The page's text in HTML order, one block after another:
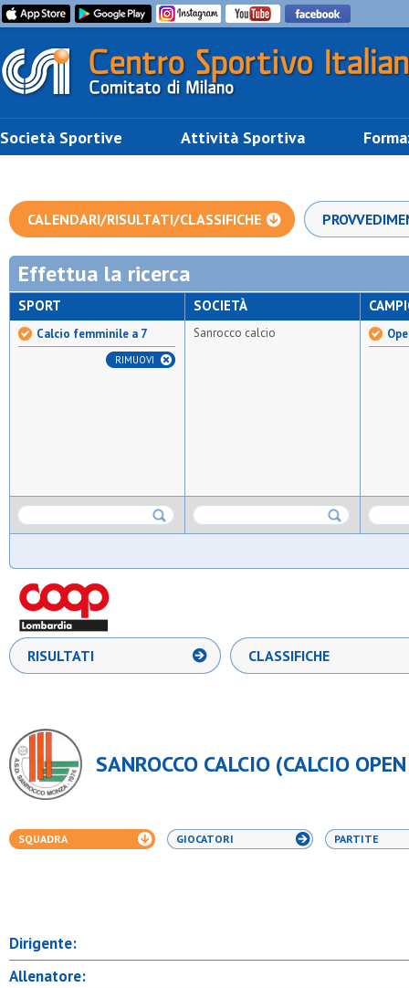
Società Sportive Attività Sportiva
CALENDARI/RISULTATI/CLASSIFICHE
Effettua la ricerca
SPORT
Calcio femminile a 7
RIMUOVI
SOCIETÀ
Sanrocco calcio
RISULTATI CLASSIFICHE
SANROCCO CALCIO (CALCIO
SQUADRA GIOCATORI PARTITE
Dirigente:
Allenatore: